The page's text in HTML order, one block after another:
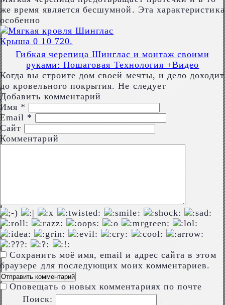
же время является бесшумной. Эта характеристика
особенно
Крыша 0 10 720.
Гибкая черепица Шинглас и монтаж своими
руками: Пошаговая Технология +Видео
Когда вы строите дом своей мечты, и дело доходит
до кровельного покрытия. Не следует
Добавить комментарий
Имя *
Email *
Сайт
Комментарий
Сохранить моё имя, email и адрес сайта в этом
браузере для последующих моих комментариев.
Оповещать о новых комментариях по почте
Поиск: